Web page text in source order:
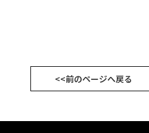
<<前のページへ戻る